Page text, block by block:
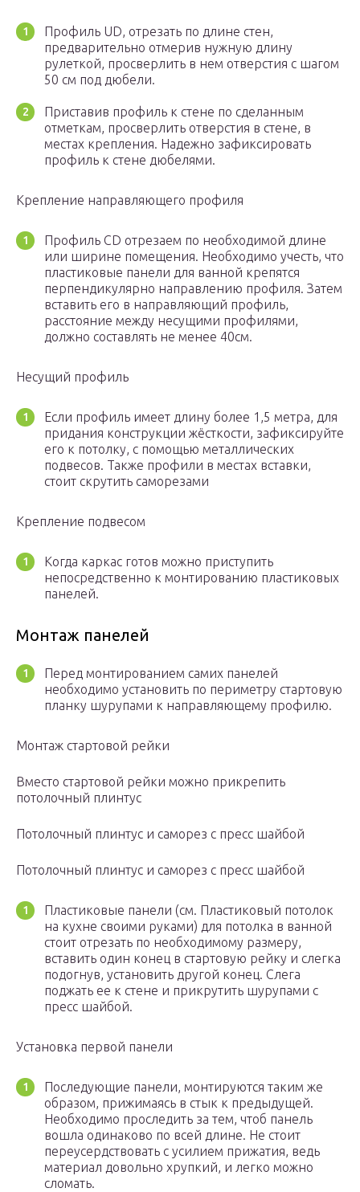
Профиль UD, отрезать по длине стен,
предварительно отмерив нужную длину
рулеткой, просверлить в нем отверстия с шагом
50 см под дюбели.
Приставив профиль к стене по сделанным
отметкам, просверлить отверстия в стене, в
местах крепления. Надежно зафиксировать
профиль к стене дюбелями.
Крепление направляющего профиля
Профиль CD отрезаем по необходимой длине
или ширине помещения. Необходимо учесть, что
пластиковые панели для ванной крепятся
перпендикулярно направлению профиля. Затем
вставить его в направляющий профиль,
расстояние между несущими профилями,
должно составлять не менее 40см.
Несущий профиль
Если профиль имеет длину более 1,5 метра, для
придания конструкции жёсткости, зафиксируйте
его к потолку, с помощью металлических
подвесов. Также профили в местах вставки,
стоит скрутить саморезами
Крепление подвесом
Когда каркас готов можно приступить
непосредственно к монтированию пластиковых
панелей.
Монтаж панелей
Перед монтированием самих панелей
необходимо установить по периметру стартовую
планку шурупами к направляющему профилю.
Монтаж стартовой рейки
Вместо стартовой рейки можно прикрепить
потолочный плинтус
Потолочный плинтус и саморез с пресс шайбой
Потолочный плинтус и саморез с пресс шайбой
Пластиковые панели (см. Пластиковый потолок
на кухне своими руками) для потолка в ванной
стоит отрезать по необходимому размеру,
вставить один конец в стартовую рейку и слегка
подогнув, установить другой конец. Слега
поджать ее к стене и прикрутить шурупами с
пресс шайбой.
Установка первой панели
Последующие панели, монтируются таким же
образом, прижимаясь в стык к предыдущей.
Необходимо проследить за тем, чтоб панель
вошла одинаково по всей длине. Не стоит
переусердствовать с усилием прижатия, ведь
материал довольно хрупкий, и легко можно
сломать.